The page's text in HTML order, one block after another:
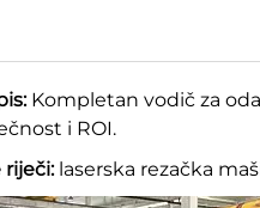
Kompletan vodič za
i ROI.
riječi: laserska rezačka